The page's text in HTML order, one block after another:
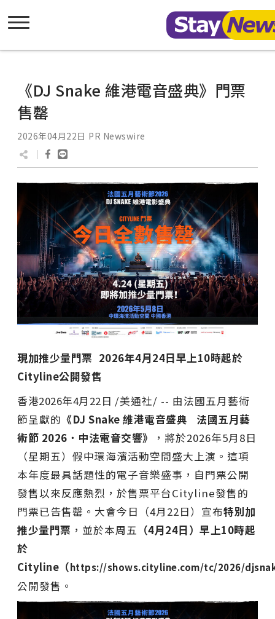
《DJ Snake 維港電音盛典》門票
售罄
2026年04月22日 PR Newswire
現加推少量門票 2026年4月24日早上10時起於
Cityline公開發售
香港2026年4月22日 /美通社/ -- 由法國五月藝術
節呈獻的 《DJ Snake 維港電音盛典
法國五月藝
術節 2026 ．中法電音交響》
，將於2026年5月8日
（星期五）假中環海濱活動空間盛大上演。這項
本年度最具話題性的電子音樂盛事，自門票公開
發售以來反應熱烈，於售票平台Cityline發售的
門票已告售罄。大會今日（4月22日）宣布特別加
推少量門票 ，並於本周五 （4月24日）早上10時起
於
Cityline （https://shows.cityline.com/tc/2026/
公開發售。